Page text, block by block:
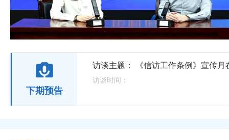
下期预告
访谈主题： 《信访工作条例》宣
访谈时间：